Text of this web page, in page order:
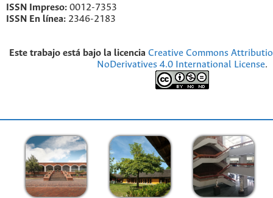
ISSN Impreso: 0012-7353
ISSN En línea: 2346-2183
Este trabajo está bajo la licencia Creative Commons
NoDerivatives 4.0 International License.